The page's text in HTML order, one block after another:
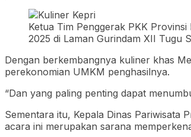
Ketua Tim Penggerak PKK
2025 di Laman Gurindam XII Tugu
Dengan berkembangnya kuliner khas
perekonomian UMKM penghasilnya.
“Dan yang paling penting dapat
Sementara itu, Kepala Dinas Pariwisata
acara ini merupakan sarana